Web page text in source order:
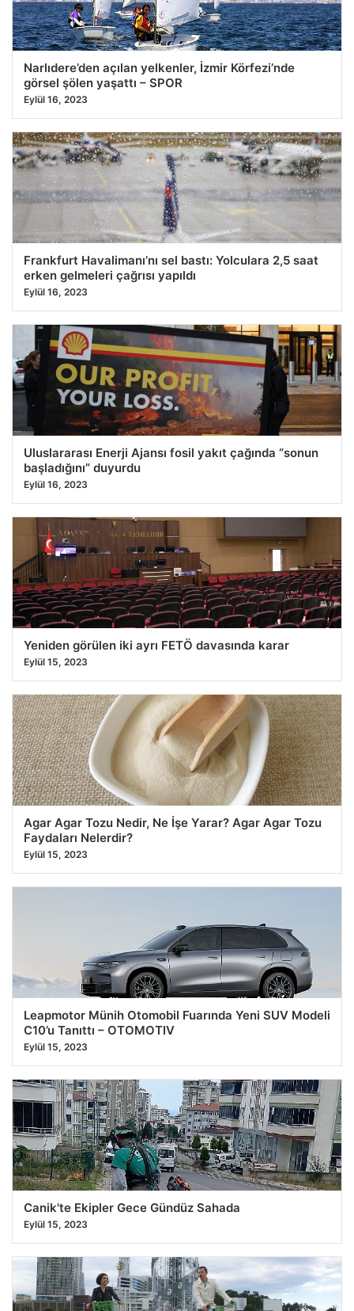
Narlıdere’den açılan yelkenler, İzmir Körfezi’nde
görsel şölen yaşattı – SPOR
Eylül 16, 2023
Frankfurt Havalimanı’nı sel bastı: Yolculara 2,5 saat
erken gelmeleri çağrısı yapıldı
Eylül 16, 2023
Uluslararası Enerji Ajansı fosil yakıt çağında “sonun
başladığını” duyurdu
Eylül 16, 2023
Yeniden görülen iki ayrı FETÖ davasında karar
Eylül 15, 2023
Agar Agar Tozu Nedir, Ne İşe Yarar? Agar Agar Tozu
Faydaları Nelerdir?
Eylül 15, 2023
Leapmotor Münih Otomobil Fuarında Yeni SUV Modeli
C10’u Tanıttı – OTOMOTIV
Eylül 15, 2023
Canik'te Ekipler Gece Gündüz Sahada
Eylül 15, 2023